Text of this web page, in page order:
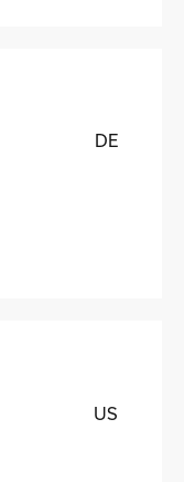
DE
US